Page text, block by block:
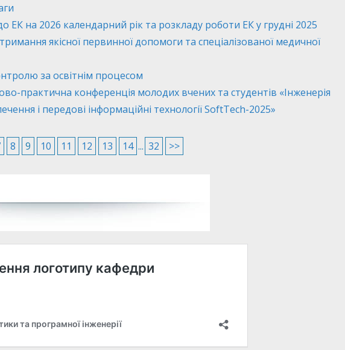
на 2026 календарний рік та розкладу роботи ЕК у грудні 2025
якісної первинної допомоги та спеціалізованої медичної
за освітнім процесом
практична конференція молодих вчених та студентів «Інженерія
і передові інформаційні технології SoftTech-2025»
8 9 10 11 12 13 14 ... 32 >>